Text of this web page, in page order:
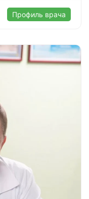
Профиль врача